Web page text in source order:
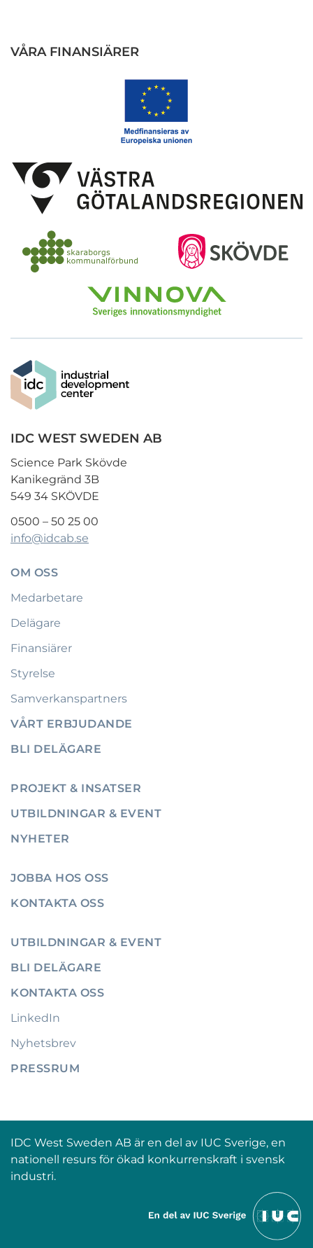
VÅRA FINANSIÄRER
IDC WEST SWEDEN AB
Science Park Skövde
Kanikegränd 3B
549 34 SKÖVDE
0500 – 50 25 00
info@idcab.se
OM OSS
Medarbetare
Delägare
Finansiärer
Styrelse
Samverkanspartners
VÅRT ERBJUDANDE
BLI DELÄGARE
PROJEKT & INSATSER
UTBILDNINGAR & EVENT
NYHETER
JOBBA HOS OSS
KONTAKTA OSS
UTBILDNINGAR & EVENT
BLI DELÄGARE
KONTAKTA OSS
LinkedIn
Nyhetsbrev
PRESSRUM
IDC West Sweden AB är en del av IUC Sverige, en
nationell resurs för ökad konkurrenskraft i svensk
industri.